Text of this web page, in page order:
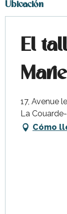
Ubicación
El
17, Avenue
La
Cómo